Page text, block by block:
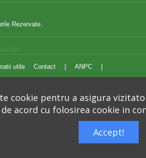
Rezervate.
utile Contact ANPC
Autoritatea Nationala pentru Protectia
cookie pentru a asigura
acord cu folosirea cookie in
Accept!